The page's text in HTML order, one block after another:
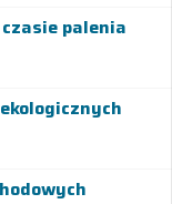
palenia